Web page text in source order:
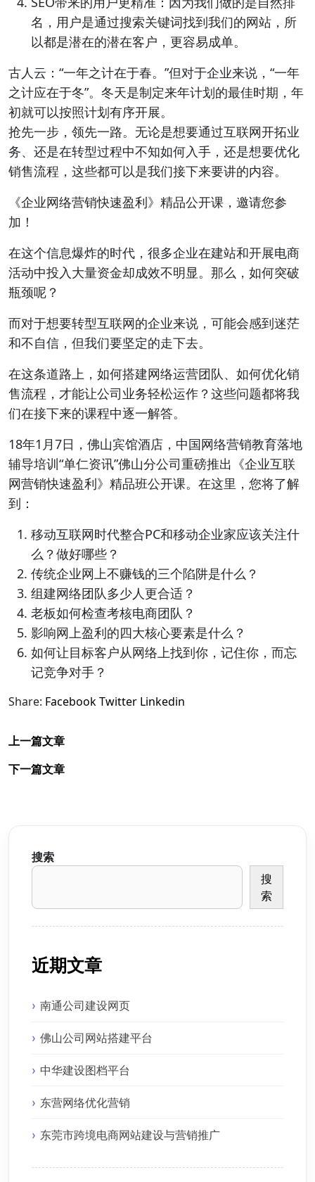
名，用户是通过搜索关键词找到我们的网站，所
以都是潜在的潜在客户，更容易成单。
古人云：“一年之计在于春。”但对于企业来说，“一年
之计应在于冬”。冬天是制定来年计划的最佳时期，年
初就可以按照计划有序开展。
抢先一步，领先一路。无论是想要通过互联网开拓业
务、还是在转型过程中不知如何入手，还是想要优化
销售流程，这些都可以是我们接下来要讲的内容。
《企业网络营销快速盈利》精品公开课，邀请您参
加！
在这个信息爆炸的时代，很多企业在建站和开展电商
活动中投入大量资金却成效不明显。那么，如何突破
瓶颈呢？
而对于想要转型互联网的企业来说，可能会感到迷茫
和不自信，但我们要坚定的走下去。
在这条道路上，如何搭建网络运营团队、如何优化销
售流程，才能让公司业务轻松运作？这些问题都将我
们在接下来的课程中逐一解答。
18年1月7日，佛山宾馆酒店，中国网络营销教育落地
辅导培训“单仁资讯”佛山分公司重磅推出《企业互联
网营销快速盈利》精品班公开课。在这里，您将了解
到：
移动互联网时代整合PC和移动企业家应该关注什
么？做好哪些？
传统企业网上不赚钱的三个陷阱是什么？
组建网络团队多少人更合适？
老板如何检查考核电商团队？
影响网上盈利的四大核心要素是什么？
如何让目标客户从网络上找到你，记住你，而忘
记竞争对手？
Share: FacebookTwitter Linkedin
上一篇文章
下一篇文章
搜索
搜
索
近期文章
南通公司建设网页
佛山公司网站搭建平台
中华建设图档平台
东营网络优化营销
东莞市跨境电商网站建设与营销推广